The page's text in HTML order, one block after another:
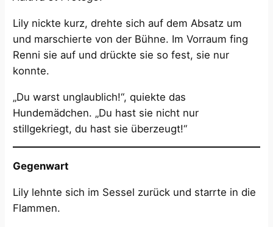
Lily nickte kurz, drehte sich auf dem Absatz um
und marschierte von der Bühne. Im Vorraum fing
Renni sie auf und drückte sie so fest, sie nur
konnte.
„Du warst unglaublich!“, quiekte das
Hundemädchen. „Du hast sie nicht nur
stillgekriegt, du hast sie überzeugt!“
Gegenwart
Lily lehnte sich im Sessel zurück und starrte in die
Flammen.